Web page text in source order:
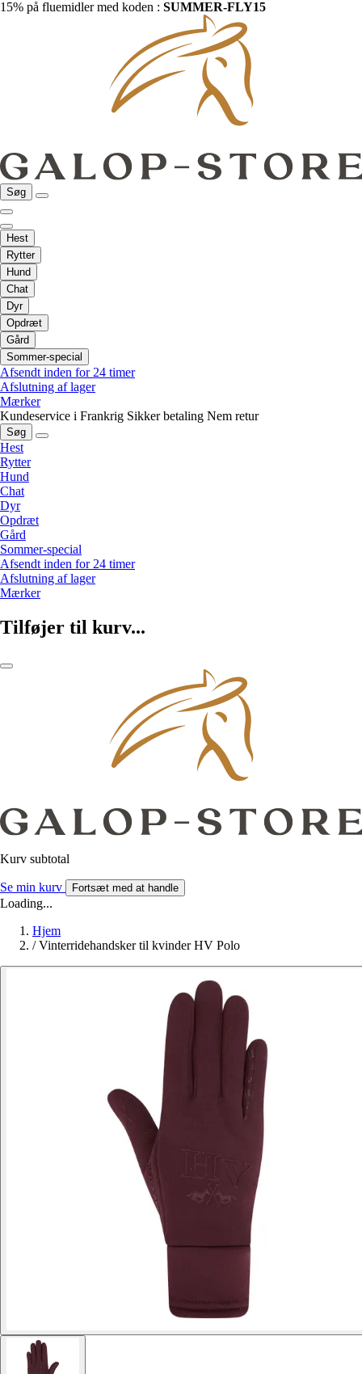
15% på fluemidler med koden : SUMMER-FLY15
Søg
Hest
Rytter
Hund
Chat
Dyr
Opdræt
Gård
Sommer-special
Afsendt inden for 24 timer
Afslutning af lager
Mærker
Kundeservice i Frankrig Sikker betaling Nem retur
Søg
Hest
Rytter
Hund
Chat
Dyr
Opdræt
Gård
Sommer-special
Afsendt inden for 24 timer
Afslutning af lager
Mærker
Tilføjer til kurv...
Kurv subtotal
Se min kurv Fortsæt med at handle
Loading...
Hjem
/ Vinterridehandsker til kvinder HV Polo